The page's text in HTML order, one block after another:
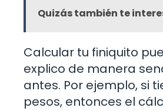
Quizás también te
Calcular tu finiquito
explico de manera
antes. Por ejemplo, si
pesos, entonces el